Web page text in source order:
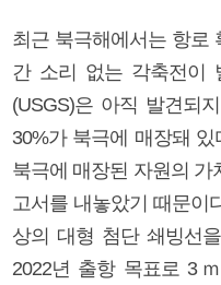
최근 북극해에서는 항로
간 소리 없는 각축전이
(USGS)은 아직 발견되
30%가 북극에 매장돼
북극에 매장된 자원의 가
고서를 내놓았기 때문이
상의 대형 첨단 쇄빙선
2022년 출항 목표로 3